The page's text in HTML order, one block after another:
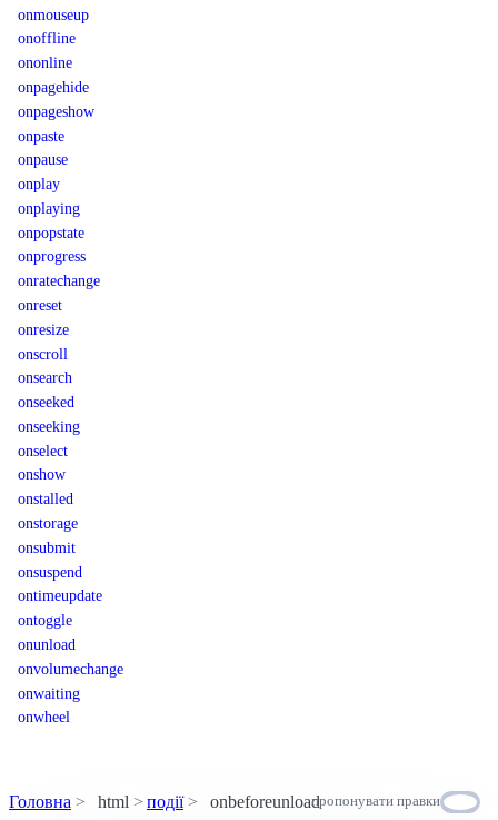
onmouseup
onoffline
ononline
onpagehide
onpageshow
onpaste
onpause
onplay
onplaying
onpopstate
onprogress
onratechange
onreset
onresize
onscroll
onsearch
onseeked
onseeking
onselect
onshow
onstalled
onstorage
onsubmit
onsuspend
ontimeupdate
ontoggle
onunload
onvolumechange
onwaiting
onwheel
Головна html події onbeforeunloadпропонувати правки